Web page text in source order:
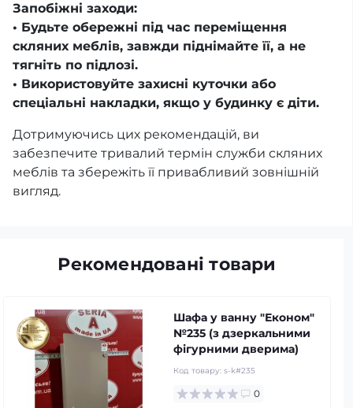
Запобіжні заходи:
• Будьте обережні під час переміщення
скляних меблів, завжди піднімайте її, а не
тягніть по підлозі.
• Використовуйте захисні куточки або
спеціальні накладки, якщо у будинку є діти.
Дотримуючись цих рекомендацій, ви
забезпечите тривалий термін служби скляних
меблів та збережіть її привабливий зовнішній
вигляд.
Рекомендовані товари
Шафа у ванну "Економ"
№235 (з дзеркальними
фігурними дверима)
Код товару: s-k#235
0